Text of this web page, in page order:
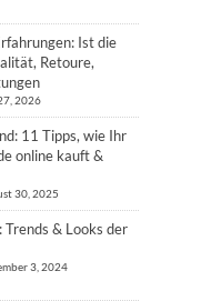
Ist die
Retoure,
2026
11 Tipps, wie Ihr
online kauft &
30, 2025
& Looks der
3, 2024